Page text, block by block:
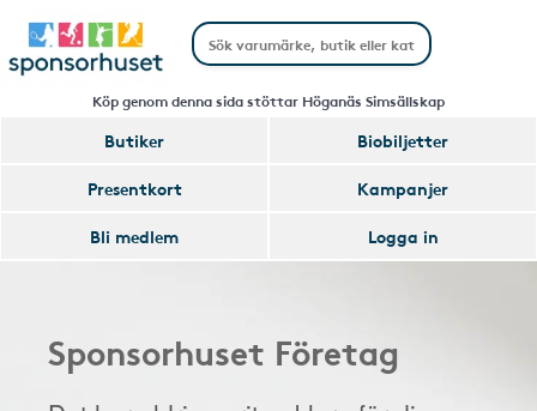
Köp genom denna sida stöttar Höganäs Simsällskap
Butiker
Biobiljetter
Presentkort
Kampanjer
Bli medlem
Logga in
Sponsorhuset Företag